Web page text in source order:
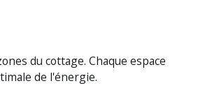
du cottage. Chaque espace
de l'énergie.